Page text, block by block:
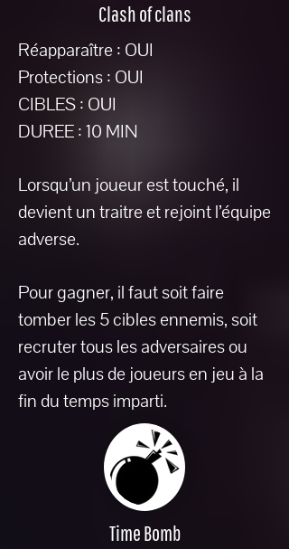
Clash of clans
Réapparaître : OUI
Protections : OUI
CIBLES : OUI
DUREE : 10 MIN
Lorsqu’un joueur est touché, il
devient un traitre et rejoint l’équipe
adverse.
Pour gagner, il faut soit faire
tomber les 5 cibles ennemis, soit
recruter tous les adversaires ou
avoir le plus de joueurs en jeu à la
fin du temps imparti.
Time Bomb